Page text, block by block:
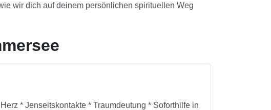
wir dich auf deinem persönlichen spirituellen Weg
* Jenseitskontakte * Traumdeutung * Soforthilfe in